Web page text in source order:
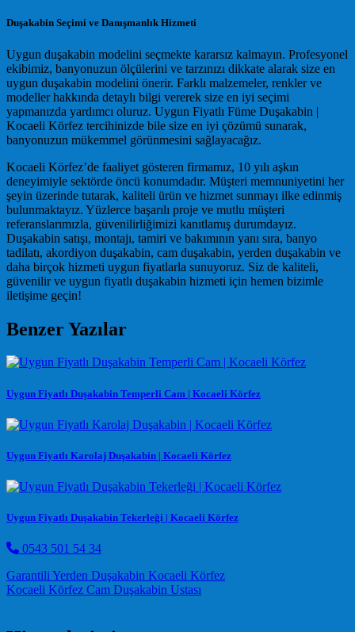
Duşakabin Seçimi ve Danışmanlık Hizmeti
Uygun duşakabin modelini seçmekte kararsız kalmayın. Profesyonel
ekibimiz, banyonuzun ölçülerini ve tarzınızı dikkate alarak size en
uygun duşakabin modelini önerir. Farklı malzemeler, renkler ve
modeller hakkında detaylı bilgi vererek size en iyi seçimi
yapmanızda yardımcı oluruz. Uygun Fiyatlı Füme Duşakabin |
Kocaeli Körfez tercihinizde bile size en iyi çözümü sunarak,
banyonuzun mükemmel görünmesini sağlayacağız.
Kocaeli Körfez’de faaliyet gösteren firmamız, 10 yılı aşkın
deneyimiyle sektörde öncü konumdadır. Müşteri memnuniyetini her
şeyin üzerinde tutarak, kaliteli ürün ve hizmet sunmayı ilke edinmiş
bulunmaktayız. Yüzlerce başarılı proje ve mutlu müşteri
referanslarımızla, güvenilirliğimizi kanıtlamış durumdayız.
Duşakabin satışı, montajı, tamiri ve bakımının yanı sıra, banyo
tadilatı, akordiyon duşakabin, cam duşakabin, yerden duşakabin ve
daha birçok hizmeti uygun fiyatlarla sunuyoruz. Siz de kaliteli,
güvenilir ve uygun fiyatlı duşakabin hizmeti için hemen bizimle
iletişime geçin!
Benzer Yazılar
Uygun Fiyatlı Duşakabin Temperli Cam | Kocaeli Körfez
Uygun Fiyatlı Karolaj Duşakabin | Kocaeli Körfez
Uygun Fiyatlı Duşakabin Tekerleği | Kocaeli Körfez
0543 501 54 34
Post navigation
Garantili Yerden Duşakabin Kocaeli Körfez
Kocaeli Körfez Cam Duşakabin Ustası